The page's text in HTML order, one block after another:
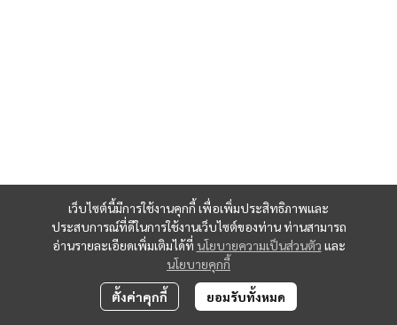
เว็บไซต์นี้มีการใช้งานคุกกี้ เพื่อเพิ่มประสิทธิภาพและ
ประสบการณ์ที่ดีในการใช้งานเว็บไซต์ของท่าน ท่านสามารถ
อ่านรายละเอียดเพิ่มเติมได้ที่ นโยบายความเป็นส่วนตัว และ
นโยบายคุกกี้
ตั้งค่าคุกกี้ ยอมรับทั้งหมด